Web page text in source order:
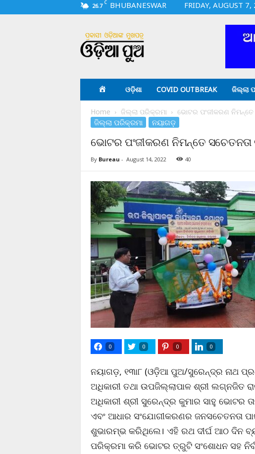
26.7 C BHUBANESWAR
FRIDAY, AUGUST 7,
i
a
ଓଡ଼ିଶା COVID OUTBREAK ଜିଲ୍ଲା
Home ଜିଲ୍ଲା ପରିକ୍ରମା ଭୋଟର ପଂଜୀକରଣ ନିମନ୍ତେ
ଜିଲ୍ଲା ପରିକ୍ରମା ନୟାଗଡ଼
ଭୋଟର ପଂଜୀକରଣ ନିମନ୍ତେ
By Bureau - August 14, 2022 40
0 0 0 0
ନୟାଗଡ଼, ୧୩ା୮ (ଓଡ଼ିଆ ପୁଅ/ସୁରେନ୍ଦ୍ର ନାଥ
ଅଧିକାରୀ ତଥା ଉପଜିଲ୍ଲାପାଳ ଶ୍ରୀ ଲଗ୍ନଜିତ
ଅଧିକାରୀ ଶ୍ରୀ ସୁରେନ୍ଦ୍ର କୁମାର ସାହୁ ଭୋଟର
ଏବଂ ଆଧାର ସଂଯୋଗୀକରଣର ଜନସଚେତନତା
ଶୁଭାରମ୍ଭ କରିଥିଲେ। ଏହି ରଥ ଦୀର୍ଘ ଆଠ ଦିନ
ପରିକ୍ରମା କରି ଭୋଟର ତ୍ରୁଟି ସଂଶୋଧନ ସହ